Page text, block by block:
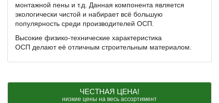
монтажной пены и т.д. Данная компонента является
экологически чистой и набирает всё большую
популярность среди производителей ОСП.
Высокие физико-технические характеристика
ОСП делают её отличным строительным материалом.
ЧЕСТНАЯ ЦЕНА!
низкие цены на весь ассортимент